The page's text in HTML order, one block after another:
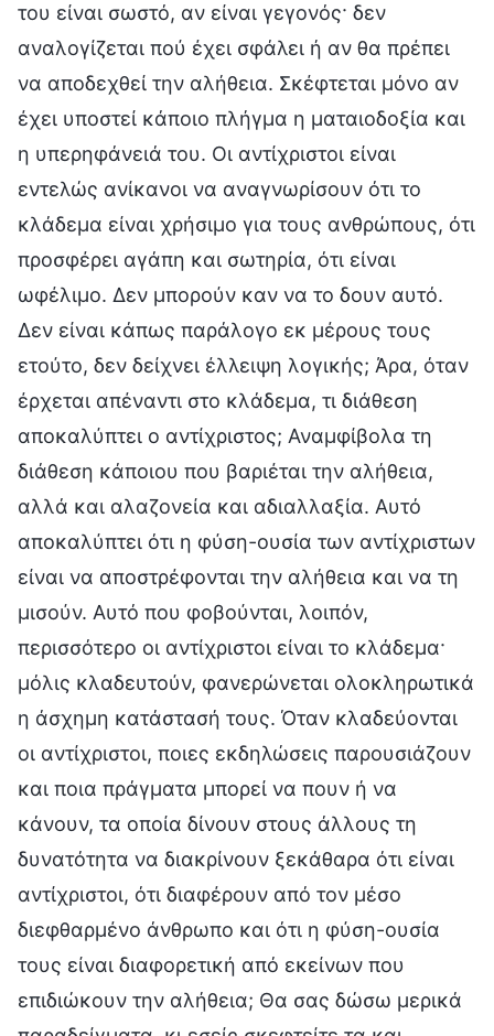
του είναι σωστό, αν είναι γεγονός· δεν
αναλογίζεται πού έχει σφάλει ή αν θα πρέπει
να αποδεχθεί την αλήθεια. Σκέφτεται μόνο αν
έχει υποστεί κάποιο πλήγμα η ματαιοδοξία και
η υπερηφάνειά του. Οι αντίχριστοι είναι
εντελώς ανίκανοι να αναγνωρίσουν ότι το
κλάδεμα είναι χρήσιμο για τους ανθρώπους, ότι
προσφέρει αγάπη και σωτηρία, ότι είναι
ωφέλιμο. Δεν μπορούν καν να το δουν αυτό.
Δεν είναι κάπως παράλογο εκ μέρους τους
ετούτο, δεν δείχνει έλλειψη λογικής; Άρα, όταν
έρχεται απέναντι στο κλάδεμα, τι διάθεση
αποκαλύπτει ο αντίχριστος; Αναμφίβολα τη
διάθεση κάποιου που βαριέται την αλήθεια,
αλλά και αλαζονεία και αδιαλλαξία. Αυτό
αποκαλύπτει ότι η φύση-ουσία των αντίχριστων
είναι να αποστρέφονται την αλήθεια και να τη
μισούν. Αυτό που φοβούνται, λοιπόν,
περισσότερο οι αντίχριστοι είναι το κλάδεμα·
μόλις κλαδευτούν, φανερώνεται ολοκληρωτικά
η άσχημη κατάστασή τους. Όταν κλαδεύονται
οι αντίχριστοι, ποιες εκδηλώσεις παρουσιάζουν
και ποια πράγματα μπορεί να πουν ή να
κάνουν, τα οποία δίνουν στους άλλους τη
δυνατότητα να διακρίνουν ξεκάθαρα ότι είναι
αντίχριστοι, ότι διαφέρουν από τον μέσο
διεφθαρμένο άνθρωπο και ότι η φύση-ουσία
τους είναι διαφορετική από εκείνων που
επιδιώκουν την αλήθεια; Θα σας δώσω μερικά